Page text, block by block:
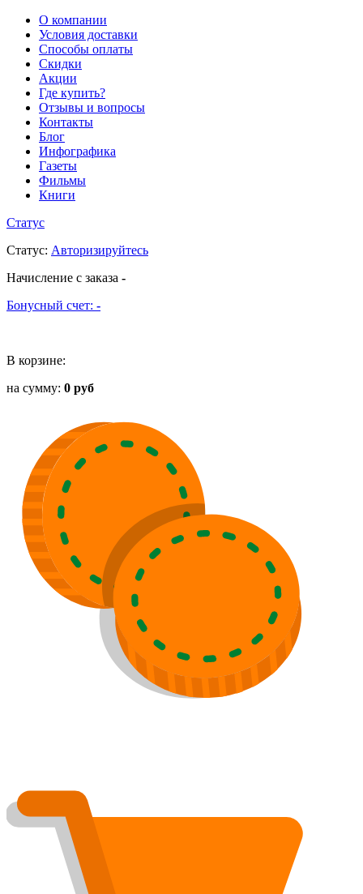
О компании
Условия доставки
Способы оплаты
Скидки
Акции
Где купить?
Отзывы и вопросы
Контакты
Блог
Инфографика
Газеты
Фильмы
Книги
Статус
Статус: Авторизируйтесь
Начисление с заказа -
Бонусный счет: -
В корзине:
на сумму: 0 руб